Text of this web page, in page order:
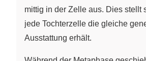
mittig in der Zelle aus. Dies stellt
jede Tochterzelle die gleiche
Ausstattung erhält.